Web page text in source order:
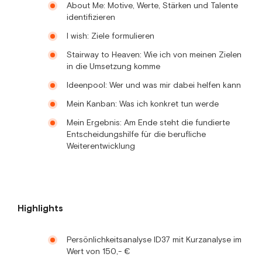
About Me: Motive, Werte, Stärken und Talente
identifizieren
I wish: Ziele formulieren
Stairway to Heaven: Wie ich von meinen Zielen
in die Umsetzung komme
Ideenpool: Wer und was mir dabei helfen kann
Mein Kanban: Was ich konkret tun werde
Mein Ergebnis: Am Ende steht die fundierte
Entscheidungshilfe für die berufliche
Weiterentwicklung
Highlights
Persönlichkeitsanalyse ID37 mit Kurzanalyse im
Wert von 150,- €